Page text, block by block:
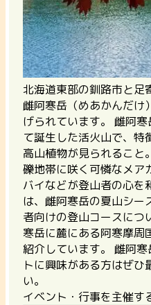
北海道東部の釧路市と足
雌阿寒岳（めあかんだけ
げられています。 雌阿
て誕生した活火山で、特
高山植物が見られること
礫地帯に咲く可憐なメア
バイなどが登山者の心を
は、 雌阿寒岳の夏山シー
者向けの登山コースにつ
寒岳に麓にある阿寒摩周
紹介しています。
雌阿寒
トに興味がある方はぜ
い。
イベント・行事を主催す